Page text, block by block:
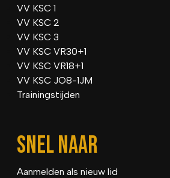
VV KSC 1
VV KSC 2
VV KSC 3
VV KSC VR30+1
VV KSC VR18+1
VV KSC JO8-1JM
Trainingstijden
SNEL NAAR
Aanmelden als nieuw lid